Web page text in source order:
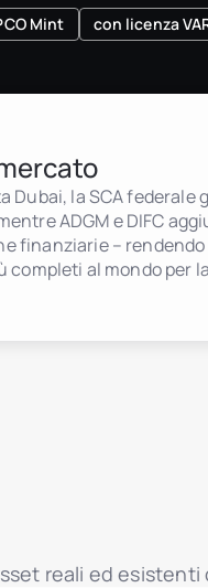
Mint con licenza
Dubai, la SCA federale
ADGM e DIFC
finanziarie – rendendo
completi al mondo per la
reali ed